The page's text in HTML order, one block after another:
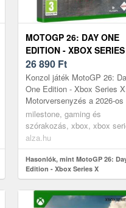
MOTOGP 26: DAY ONE
EDITION - XBOX
26 890 Ft
Konzol játék MotoGP 26:
One Edition - Xbox Series
Motorversenyzés a 2026-os
alapjánA MotoGP26 Xbox
X autentikus
milestone, gaming és
szórakozás, xbox, xbox
alza.hu
Hasonlók, mint MotoGP 26:
Edition - Xbox Series X